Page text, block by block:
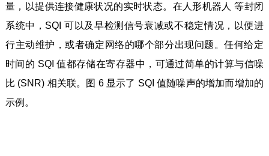
量，以提供连接健康状况的实时状态。在人形机器人 等封闭
系统中，SQI 可以及早检测信号衰减或不稳定情况，以便进
行主动维护，或者确定网络的哪个部分出现问题。任何给定
时间的 SQI 值都存储在寄存器中，可通过简单的计算与信噪
比 (SNR) 相关联。图 6 显示了 SQI 值随噪声的增加而增加的
示例。